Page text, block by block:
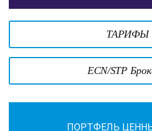
ТАРИФЫ
ECN/STP
ПОРТФЕЛЬ